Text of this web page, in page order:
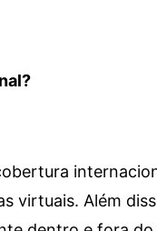
virtuais. Além